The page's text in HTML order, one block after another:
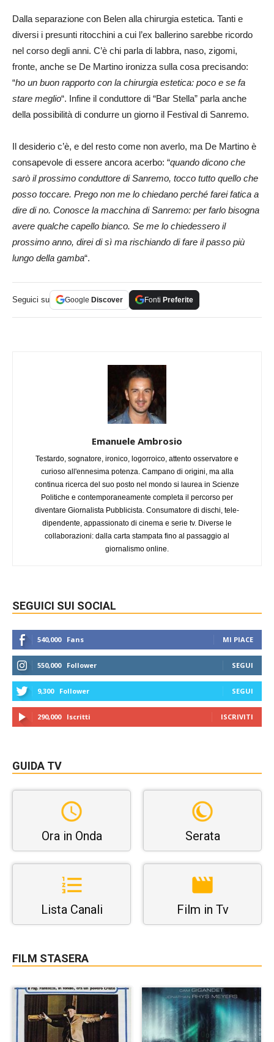
Dalla separazione con Belen alla chirurgia estetica. Tanti e
diversi i presunti ritocchini a cui l’ex ballerino sarebbe ricordo
nel corso degli anni. C’è chi parla di labbra, naso, zigomi,
fronte, anche se De Martino ironizza sulla cosa precisando:
“ho un buon rapporto con la chirurgia estetica: poco e se fa
stare meglio“. Infine il conduttore di “Bar Stella” parla anche
della possibilità di condurre un giorno il Festival di Sanremo.
Il desiderio c’è, e del resto come non averlo, ma De Martino è
consapevole di essere ancora acerbo: “quando dicono che
sarò il prossimo conduttore di Sanremo, tocco tutto quello che
posso toccare. Prego non me lo chiedano perché farei fatica a
dire di no. Conosce la macchina di Sanremo: per farlo bisogna
avere qualche capello bianco. Se me lo chiedessero il
prossimo anno, direi di sì ma rischiando di fare il passo più
lungo della gamba“.
Seguici su Google Discover Fonti Preferite
Emanuele Ambrosio
Testardo, sognatore, ironico, logorroico, attento osservatore e
curioso all'ennesima potenza. Campano di origini, ma alla
continua ricerca del suo posto nel mondo si laurea in Scienze
Politiche e contemporaneamente completa il percorso per
diventare Giornalista Pubblicista. Consumatore di dischi, tele-
dipendente, appassionato di cinema e serie tv. Diverse le
collaborazioni: dalla carta stampata fino al passaggio al
giornalismo online.
SEGUICI SUI SOCIAL
540,000 Fans MI PIACE
550,000 Follower SEGUI
9,300 Follower SEGUI
290,000 Iscritti ISCRIVITI
GUIDA TV
Ora in Onda Serata
Lista Canali Film in Tv
FILM STASERA